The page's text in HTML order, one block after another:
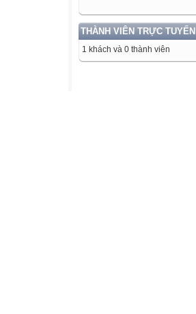
THÀNH VIÊN TRỰC TUYẾN
1 khách và 0 thành viên